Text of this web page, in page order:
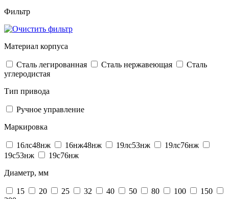
Фильтр
Материал корпуса
Сталь легированная Сталь нержавеющая
Сталь
углеродистая
Тип привода
Ручное управление
Маркировка
16лс48нж 16нж48нж 19лс53нж
19лс76нж
19с53нж
19с76нж
Диаметр, мм
15 20 25 32 40 50 80 100
150